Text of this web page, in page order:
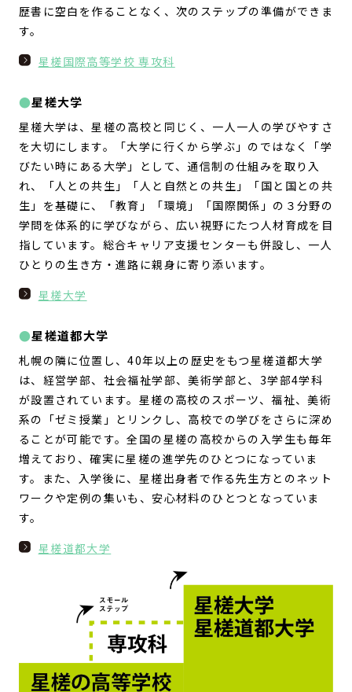
歴書に空白を作ることなく、次のステップの準備ができま
す。
星槎国際高等学校 専攻科
星槎大学
星槎大学は、星槎の高校と同じく、一人一人の学びやすさ
を大切にします。「大学に行くから学ぶ」のではなく「学
びたい時にある大学」として、通信制の仕組みを取り入
れ、「人との共生」「人と自然との共生」「国と国との共
生」を基礎に、「教育」「環境」「国際関係」の３分野の
学問を体系的に学びながら、広い視野にたつ人材育成を目
指しています。総合キャリア支援センターも併設し、一人
ひとりの生き方・進路に親身に寄り添います。
星槎大学
星槎道都大学
札幌の隣に位置し、40年以上の歴史をもつ星槎道都大学
は、経営学部、社会福祉学部、美術学部と、3学部4学科
が設置されています。星槎の高校のスポーツ、福祉、美術
系の「ゼミ授業」とリンクし、高校での学びをさらに深め
ることが可能です。全国の星槎の高校からの入学生も毎年
増えており、確実に星槎の進学先のひとつになっていま
す。また、入学後に、星槎出身者で作る先生方とのネット
ワークや定例の集いも、安心材料のひとつとなっていま
す。
星槎道都大学